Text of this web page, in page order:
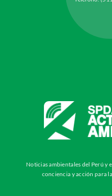
Noticias ambientales del Perú y
conciencia y acción para